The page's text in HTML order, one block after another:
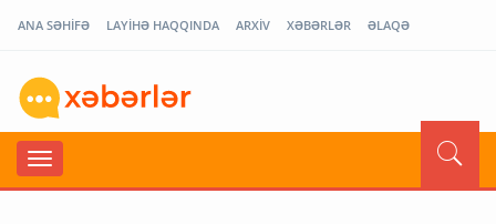
ANA SƏHİFƏ LAYİHƏ HAQQINDA ARXİV XƏBƏRLƏR ƏLAQƏ